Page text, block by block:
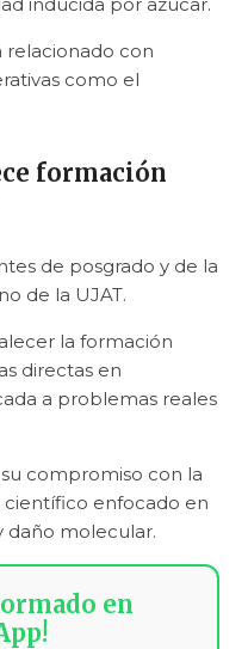
relacionado con
como el
formación
de posgrado y de la
de la UJAT.
la formación
directas en
a problemas reales
compromiso con la
enfocado en
daño molecular.
en